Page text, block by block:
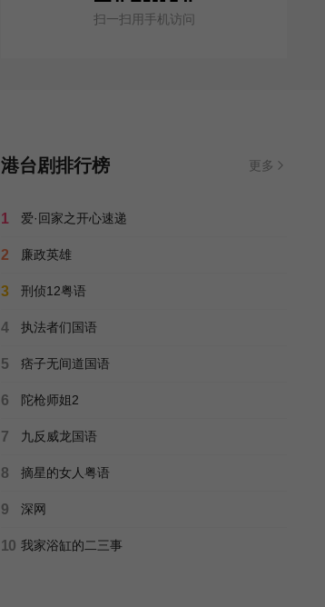
扫一扫用手机访问
港台剧排行榜 更多
1 爱·回家之开心速递
2 廉政英雄
3 刑侦12粤语
4 执法者们国语
5 痞子无间道国语
6 陀枪师姐2
7 九反威龙国语
8 摘星的女人粤语
9 深网
10 我家浴缸的二三事